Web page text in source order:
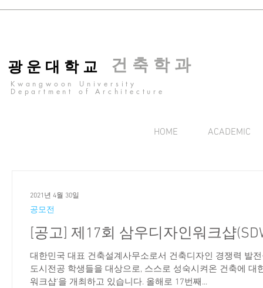
Kwangwoon University
Department of Architecture
광 운 대 학 교 건 축 학 과
HOME ACADEMIC
[공고] 제17회 삼우디자인워크샵
대한민국 대표 건축설계사무소로서 건축디자인 경쟁력 발
도시전공 학생들을 대상으로, 스스로 성숙시켜온 건축에 대
워크샵’을 개최하고 있습니다. 올해로 17번째...
공모전
2021년 4월 30일